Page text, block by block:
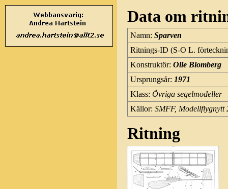
Data om
Namn: Sparven
Ritnings-ID (S-O L.
Konstruktör: Olle Blomberg
Ursprungsår: 1971
Klass: Övriga segelmodeller
Källor: SMFF, Modellflygnytt
Ritning